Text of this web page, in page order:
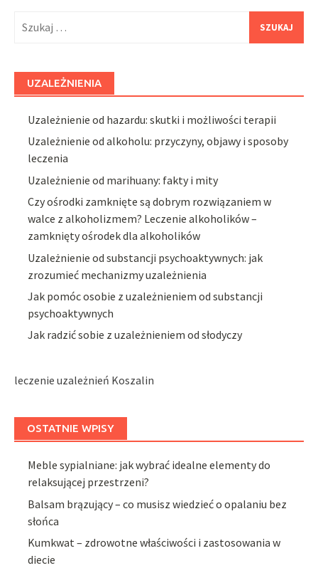
UZALEŻNIENIA
Uzależnienie od hazardu: skutki i możliwości terapii
Uzależnienie od alkoholu: przyczyny, objawy i sposoby
leczenia
Uzależnienie od marihuany: fakty i mity
Czy ośrodki zamknięte są dobrym rozwiązaniem w
walce z alkoholizmem? Leczenie alkoholików –
zamknięty ośrodek dla alkoholików
Uzależnienie od substancji psychoaktywnych: jak
zrozumieć mechanizmy uzależnienia
Jak pomóc osobie z uzależnieniem od substancji
psychoaktywnych
Jak radzić sobie z uzależnieniem od słodyczy
leczenie uzależnień Koszalin
OSTATNIE WPISY
Meble sypialniane: jak wybrać idealne elementy do
relaksującej przestrzeni?
Balsam brązujący – co musisz wiedzieć o opalaniu bez
słońca
Kumkwat – zdrowotne właściwości i zastosowania w
diecie